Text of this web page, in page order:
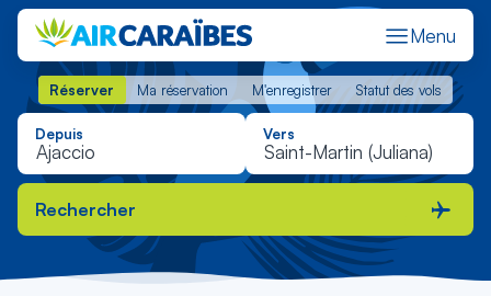
Menu
Réserver Ma réservation M'enregistrer Statut des vols
Réserver Ma réservation M'enregistrer Statut des vols
Depuis Vers
Rechercher